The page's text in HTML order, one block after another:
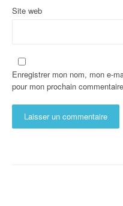
Site web
Enregistrer mon nom, mon e-
pour mon prochain